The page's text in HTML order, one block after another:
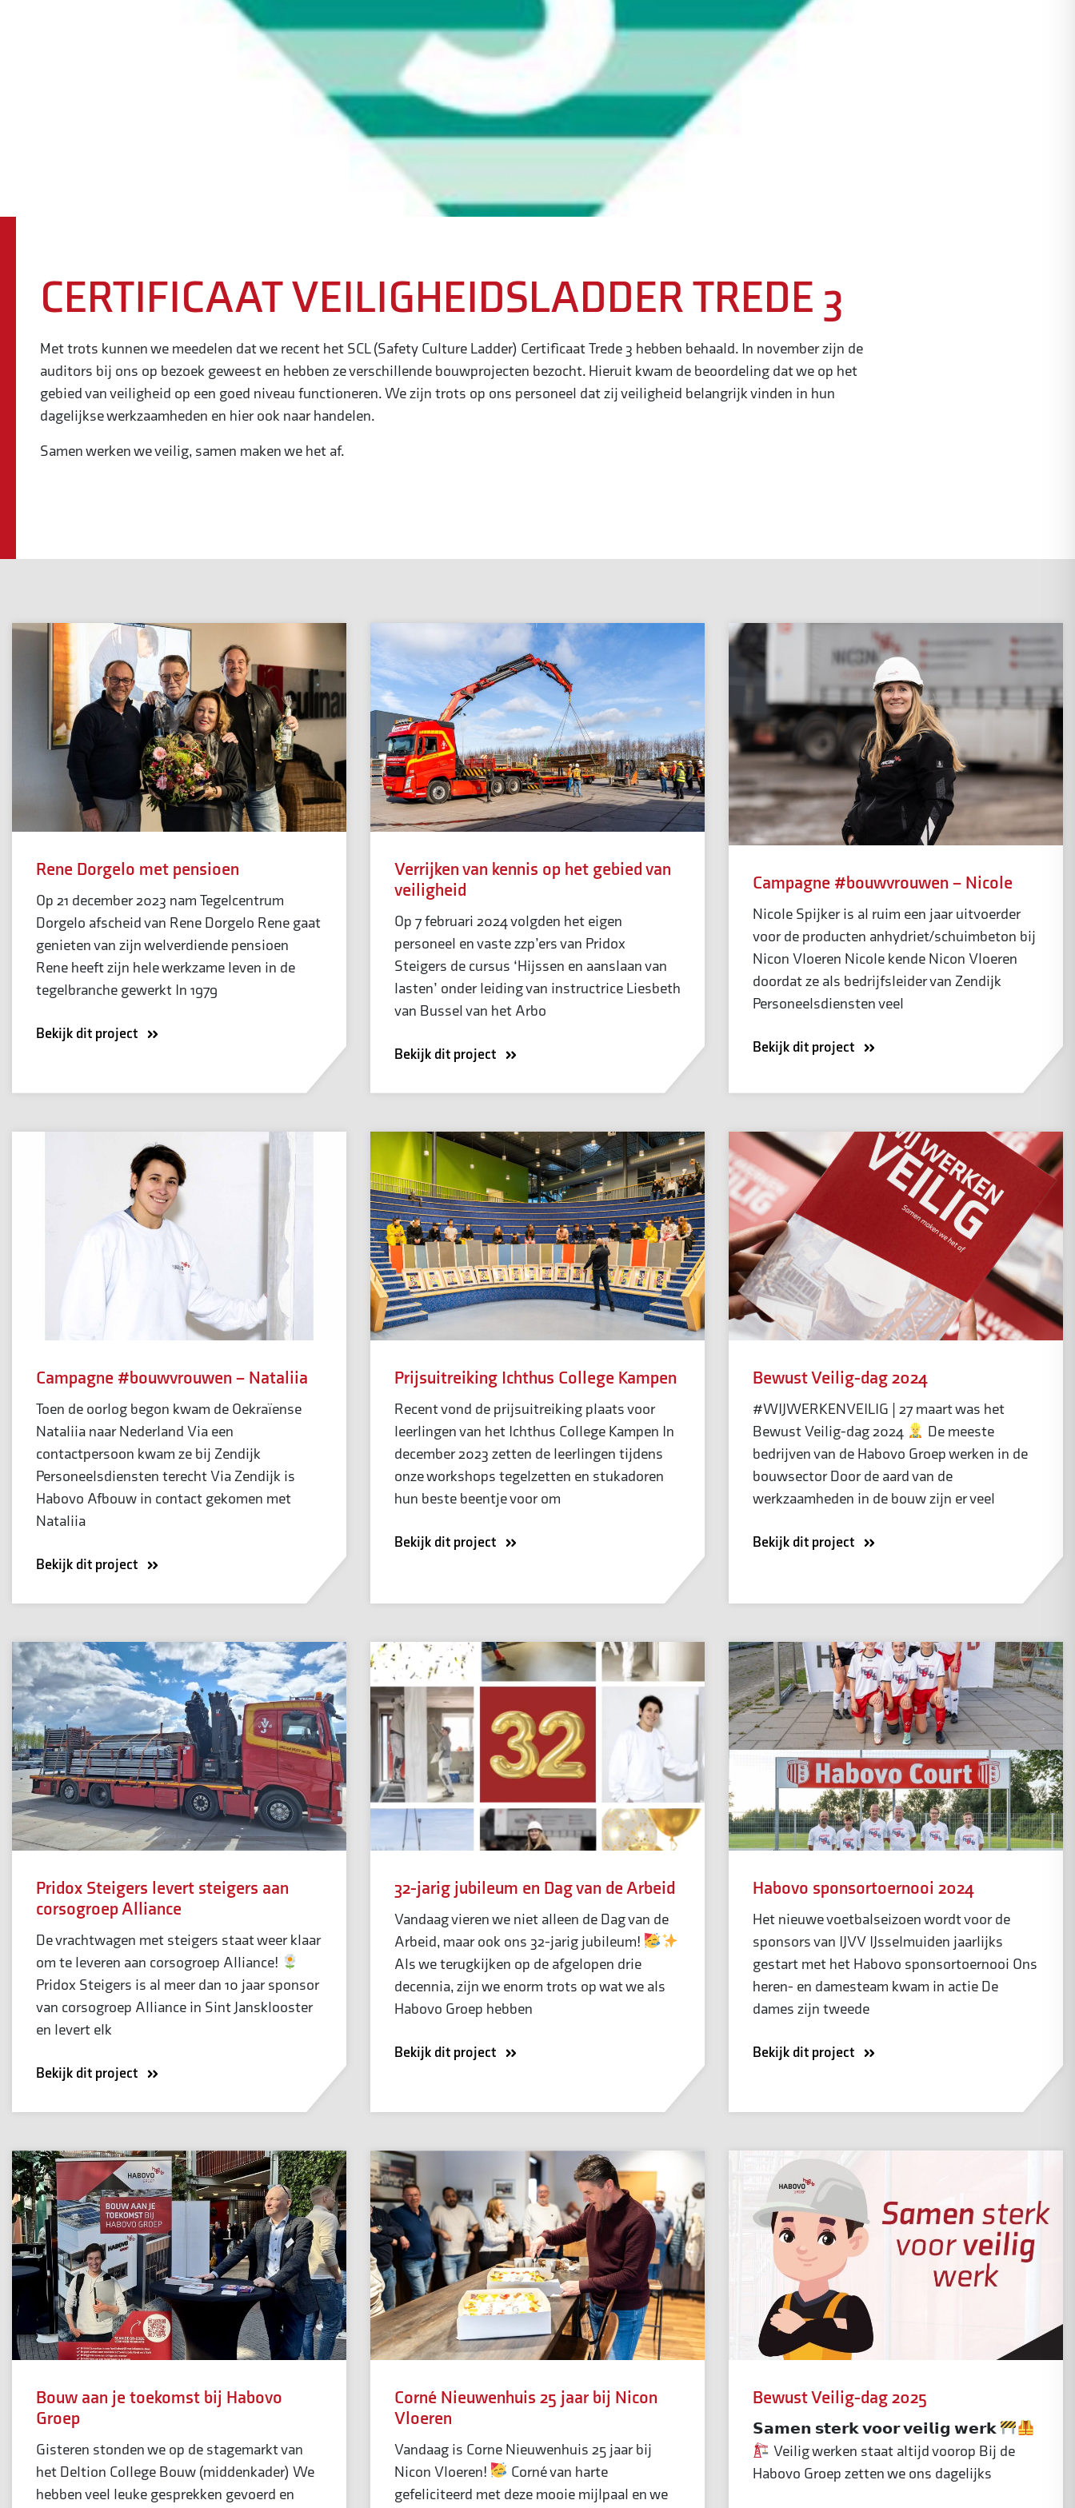
CERTIFICAAT VEILIGHEIDSLADDER TREDE 3
Met trots kunnen we meedelen dat we recent het SCL (Safety Culture Ladder) Certificaat Trede 3 hebben behaald. In november zijn de
auditors bij ons op bezoek geweest en hebben ze verschillende bouwprojecten bezocht. Hieruit kwam de beoordeling dat we op het
gebied van veiligheid op een goed niveau functioneren. We zijn trots op ons personeel dat zij veiligheid belangrijk vinden in hun
dagelijkse werkzaamheden en hier ook naar handelen.
Samen werken we veilig, samen maken we het af.
Rene Dorgelo met pensioen
Op 21 december 2023 nam Tegelcentrum
Dorgelo afscheid van Rene Dorgelo Rene gaat
genieten van zijn welverdiende pensioen
Rene heeft zijn hele werkzame leven in de
tegelbranche gewerkt In 1979
Bekijk dit project
Verrijken van kennis op het gebied van
veiligheid
Op 7 februari 2024 volgden het eigen
personeel en vaste zzp’ers van Pridox
Steigers de cursus ‘Hijssen en aanslaan van
lasten’ onder leiding van instructrice Liesbeth
van Bussel van het Arbo
Bekijk dit project
Campagne #bouwvrouwen – Nicole
Nicole Spijker is al ruim een jaar uitvoerder
voor de producten anhydriet/schuimbeton bij
Nicon Vloeren Nicole kende Nicon Vloeren
doordat ze als bedrijfsleider van Zendijk
Personeelsdiensten veel
Bekijk dit project
Campagne #bouwvrouwen – Nataliia
Toen de oorlog begon kwam de Oekraïense
Nataliia naar Nederland Via een
contactpersoon kwam ze bij Zendijk
Personeelsdiensten terecht Via Zendijk is
Habovo Afbouw in contact gekomen met
Nataliia
Bekijk dit project
Prijsuitreiking Ichthus College Kampen
Recent vond de prijsuitreiking plaats voor
leerlingen van het Ichthus College Kampen In
december 2023 zetten de leerlingen tijdens
onze workshops tegelzetten en stukadoren
hun beste beentje voor om
Bekijk dit project
Bewust Veilig-dag 2024
#WIJWERKENVEILIG | 27 maart was het
Bewust Veilig-dag 2024
De meeste
bedrijven van de Habovo Groep werken in de
bouwsector Door de aard van de
werkzaamheden in de bouw zijn er veel
Bekijk dit project
Pridox Steigers levert steigers aan
corsogroep Alliance
De vrachtwagen met steigers staat weer klaar
om te leveren aan corsogroep Alliance!
Pridox Steigers is al meer dan 10 jaar sponsor
van corsogroep Alliance in Sint Jansklooster
en levert elk
Bekijk dit project
32-jarig jubileum en Dag van de Arbeid
Vandaag vieren we niet alleen de Dag van de
Arbeid, maar ook ons 32-jarig jubileum!
Als we terugkijken op de afgelopen drie
decennia, zijn we enorm trots op wat we als
Habovo Groep hebben
Bekijk dit project
Habovo sponsortoernooi 2024
Het nieuwe voetbalseizoen wordt voor de
sponsors van IJVV IJsselmuiden jaarlijks
gestart met het Habovo sponsortoernooi Ons
heren- en damesteam kwam in actie De
dames zijn tweede
Bekijk dit project
Bouw aan je toekomst bij Habovo
Groep
Gisteren stonden we op de stagemarkt van
het Deltion College Bouw (middenkader) We
hebben veel leuke gesprekken gevoerd en
Corné Nieuwenhuis 25 jaar bij Nicon
Vloeren
Vandaag is Corne Nieuwenhuis 25 jaar bij
Nicon Vloeren!
Corné van harte
gefeliciteerd met deze mooie mijlpaal en we
Bewust Veilig-dag 2025
𝗦𝗮𝗺𝗲𝗻 𝘀𝘁𝗲𝗿𝗸 𝘃𝗼𝗼𝗿 𝘃𝗲𝗶𝗹𝗶𝗴 𝘄𝗲𝗿𝗸
Veilig werken staat altijd voorop Bij de
Habovo Groep zetten we ons dagelijks